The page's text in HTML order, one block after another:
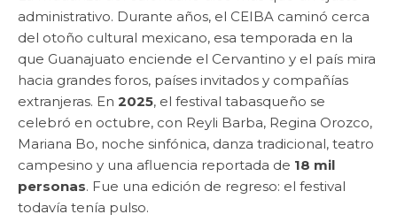
administrativo. Durante años, el CEIBA caminó cerca
del otoño cultural mexicano, esa temporada en la
que Guanajuato enciende el Cervantino y el país mira
hacia grandes foros, países invitados y compañías
extranjeras. En 2025, el festival tabasqueño se
celebró en octubre, con Reyli Barba, Regina Orozco,
Mariana Bo, noche sinfónica, danza tradicional, teatro
campesino y una afluencia reportada de 18 mil
personas. Fue una edición de regreso: el festival
todavía tenía pulso.